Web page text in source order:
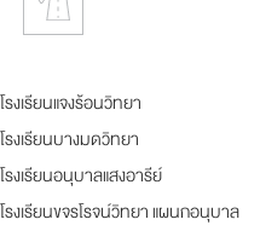
รงเรียนแจงร้อนวิทยา
รงเรียนบางมดวิทยา
รงเรียนอนุบาลแสงอารีย์
รงเรียนขจรโรจน์วิทยา แผนกอนุบาล